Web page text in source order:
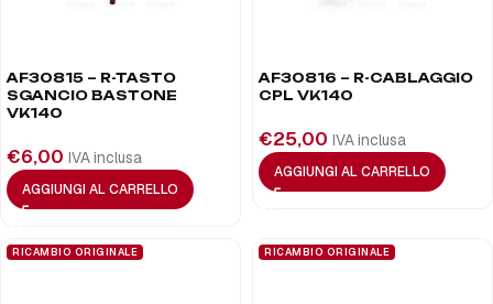
AF30815 – R-TASTO
SGANCIO BASTONE
VK140
€6,00 IVA inclusa
AGGIUNGI AL CARRELLO
AF30816 – R-CABLAGGIO
CPL VK140
€25,00 IVA inclusa
AGGIUNGI AL CARRELLO
RICAMBIO ORIGINALE RICAMBIO ORIGINALE